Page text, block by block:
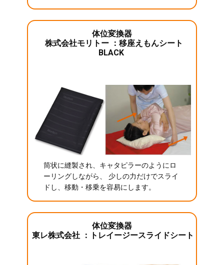
体位変換器
株式会社モリトー ：移座えもんシート
BLACK
筒状に縫製され、キャタピラーのようにロ
ーリングしながら、 少しの力だけでスライ
ドし、移動・移乗を容易にします。
体位変換器
東レ株式会社 ：トレイージースライドシート